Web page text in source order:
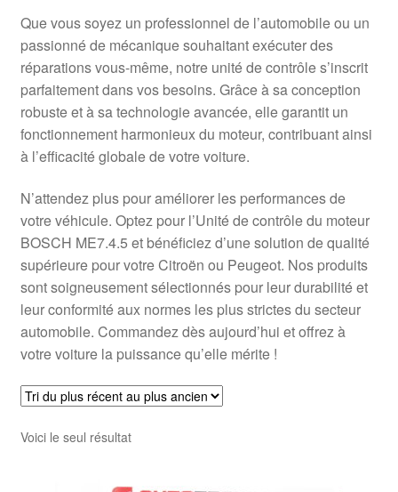
Plainte
Politique de confidentialité
Procédure de Réclamation
Termes et conditions
Que vous soyez un professionnel de l’automobile ou un
passionné de mécanique souhaitant exécuter des
réparations vous-même, notre unité de contrôle s’inscrit
parfaitement dans vos besoins. Grâce à sa conception
robuste et à sa technologie avancée, elle garantit un
fonctionnement harmonieux du moteur, contribuant ainsi
à l’efficacité globale de votre voiture.
N’attendez plus pour améliorer les performances de
votre véhicule. Optez pour l’Unité de contrôle du moteur
BOSCH ME7.4.5 et bénéficiez d’une solution de qualité
supérieure pour votre Citroën ou Peugeot. Nos produits
sont soigneusement sélectionnés pour leur durabilité et
leur conformité aux normes les plus strictes du secteur
automobile. Commandez dès aujourd’hui et offrez à
votre voiture la puissance qu’elle mérite !
Voici le seul résultat